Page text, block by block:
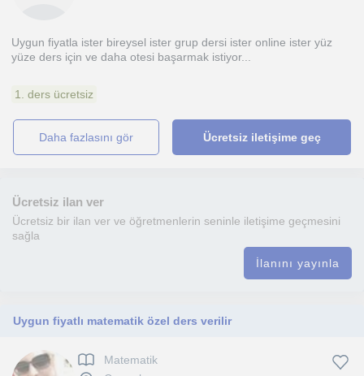
Uygun fiyatla ister bireysel ister grup dersi ister online ister yüz
yüze ders için ve daha otesi başarmak istiyor...
1. ders ücretsiz
daha fazlasını gör Ücretsiz iletişime geç
Ücretsiz ilan ver
Ücretsiz bir ilan ver ve öğretmenlerin seninle iletişime geçmesini
sağla
İlanını yayınla
Uygun fiyatlı matematik özel ders verilir
Matematik